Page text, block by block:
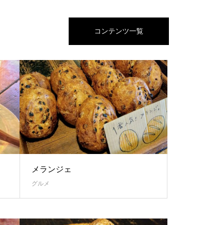
メランジェ
グルメ
コンテンツ一覧